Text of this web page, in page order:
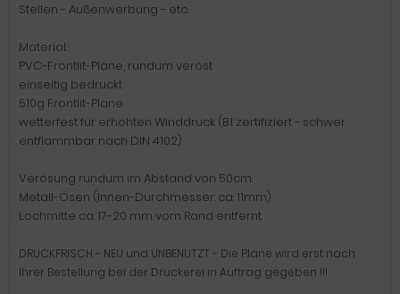
Stellen - Außenwerbung - etc.
Material:
PVC-Frontlit-Plane, rundum veröst
einseitig bedruckt
510g Frontlit-Plane
wetterfest für erhöhten Winddruck (B1 zertifiziert - schwer
entflammbar nach DIN 4102)
Verösung rundum im Abstand von 50cm.
Metall-Ösen (Innen-Durchmesser: ca. 11mm)
Lochmitte ca. 17-20 mm vom Rand entfernt.
DRUCKFRISCH - NEU und UNBENUTZT - Die Plane wird erst nach
Ihrer Bestellung bei der Druckerei in Auftrag gegeben !!!